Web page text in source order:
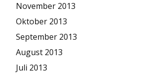
November 2013
Oktober 2013
September 2013
August 2013
Juli 2013